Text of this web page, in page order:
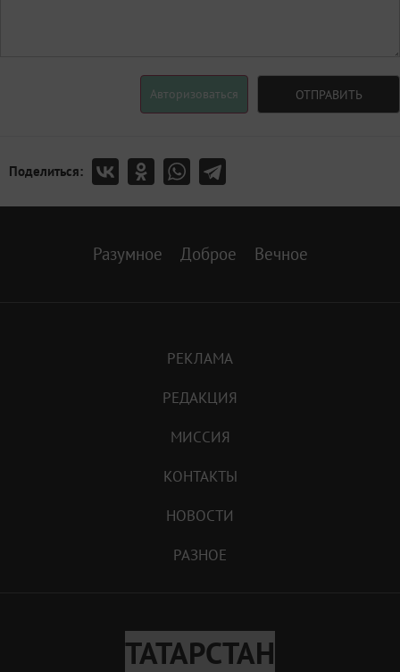
Авторизоваться ОТПРАВИТЬ
Поделиться:
Разумное Доброе Вечное
РЕКЛАМА
РЕДАКЦИЯ
МИССИЯ
КОНТАКТЫ
НОВОСТИ
РАЗНОЕ
ТАТАРСТАН